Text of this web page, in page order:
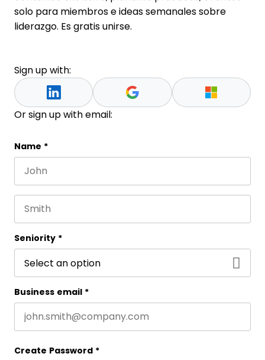
solo para miembros e ideas semanales sobre
liderazgo. Es gratis unirse.
Sign up with:
Or sign up with email:
Company
Este campo es un campo de validación y debe
Name *
Seniority *
Business email *
Create Password *